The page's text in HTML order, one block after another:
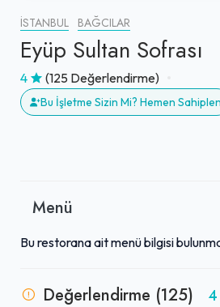
İSTANBUL BAĞCILAR
Eyüp Sultan Sofrası
4 (125 Değerlendirme)
Bu İşletme Sizin Mi? Hemen Sahiplen
Menü
Bu restorana ait menü bilgisi
Değerlendirme (125) 4